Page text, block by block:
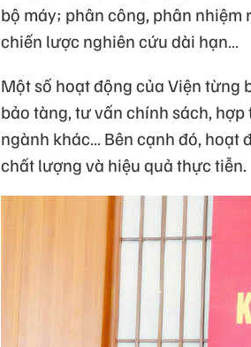
bộ máy; phân công, phân
chiến lược nghiên cứu dài hạn…
Một số hoạt động của Viện từng
bảo tàng, tư vấn chính sách,
ngành khác… Bên cạnh đó, hoạt
chất lượng và hiệu quả thực tiễn.